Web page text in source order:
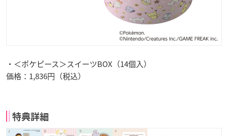
・＜ポケピース＞スイーツBOX（14個入）
価格：1,836円（税込）
特典詳細